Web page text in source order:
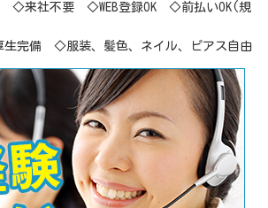
◇来社不要 ◇WEB登録OK ◇前払いOK(規
完備 ◇服装、髪色、ネイル、ピアス自由